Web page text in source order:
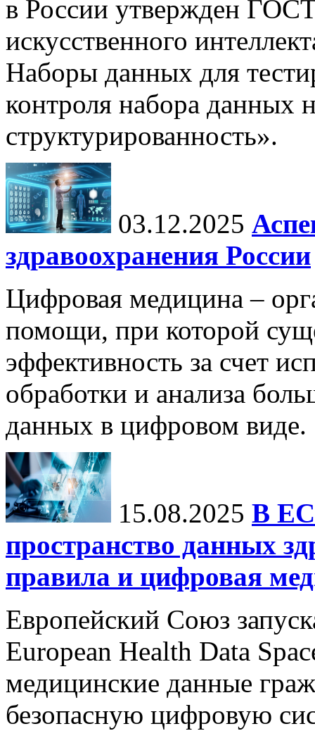
в России утвержден
искусственного
Наборы данных для
контроля набора данных
структурированность».
03.12.2025
здравоохранения России
Цифровая медицина –
помощи, при которой
эффективность за счет
обработки и анализа
данных в цифровом виде.
15.08.2025 В ЕС
пространство данных
правила и цифровая
Европейский Союз
European Health Data
медицинские данные
безопасную цифровую